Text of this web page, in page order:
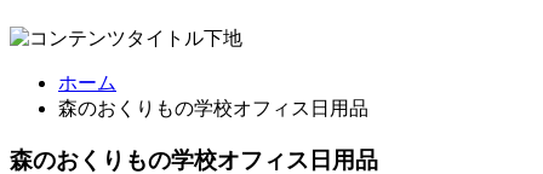
ホーム
森のおくりもの学校オフィス日用品
森のおくりもの学校オフィス日用品